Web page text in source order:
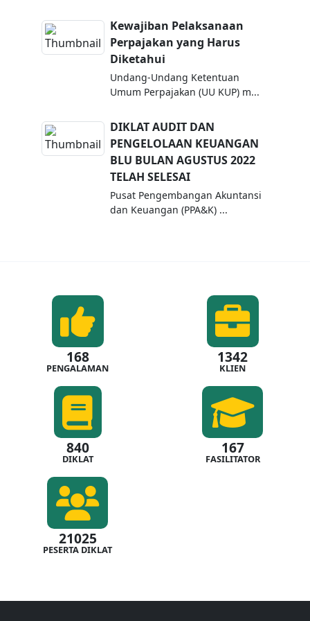
Kewajiban Pelaksanaan
Perpajakan yang Harus
Diketahui
Undang-Undang Ketentuan
Umum Perpajakan (UU KUP) m...
DIKLAT AUDIT DAN
PENGELOLAAN KEUANGAN
BLU BULAN AGUSTUS 2022
TELAH SELESAI
Pusat Pengembangan Akuntansi
dan Keuangan (PPA&K) ...
168
PENGALAMAN
1342
KLIEN
840
DIKLAT
167
FASILITATOR
21025
PESERTA DIKLAT